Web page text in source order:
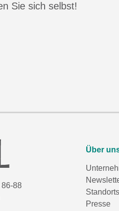
Sie sich selbst!
86-88
Über
Presse